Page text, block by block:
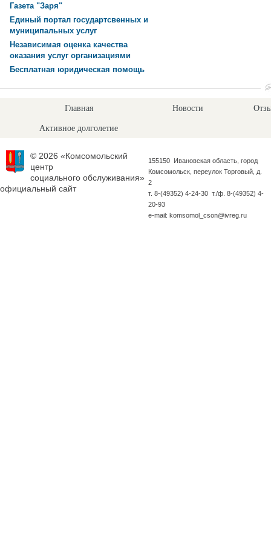
Газета "Заря"
Единый портал государтсвенных и
муниципальных услуг
Независимая оценка качества
оказания услуг организациями
Бесплатная юридическая помощь
Главная Новости
Активное долголетие
© 2026 «Комсомольский
центр
социального обслуживания»
официальный сайт
155150 Ивановская область, город
Комсомольск, переулок Торговый, д.
2
т. 8-(49352) 4-24-30 т./ф. 8-(49352) 4-
20-93
e-mail: komsomol_cson@ivreg.ru